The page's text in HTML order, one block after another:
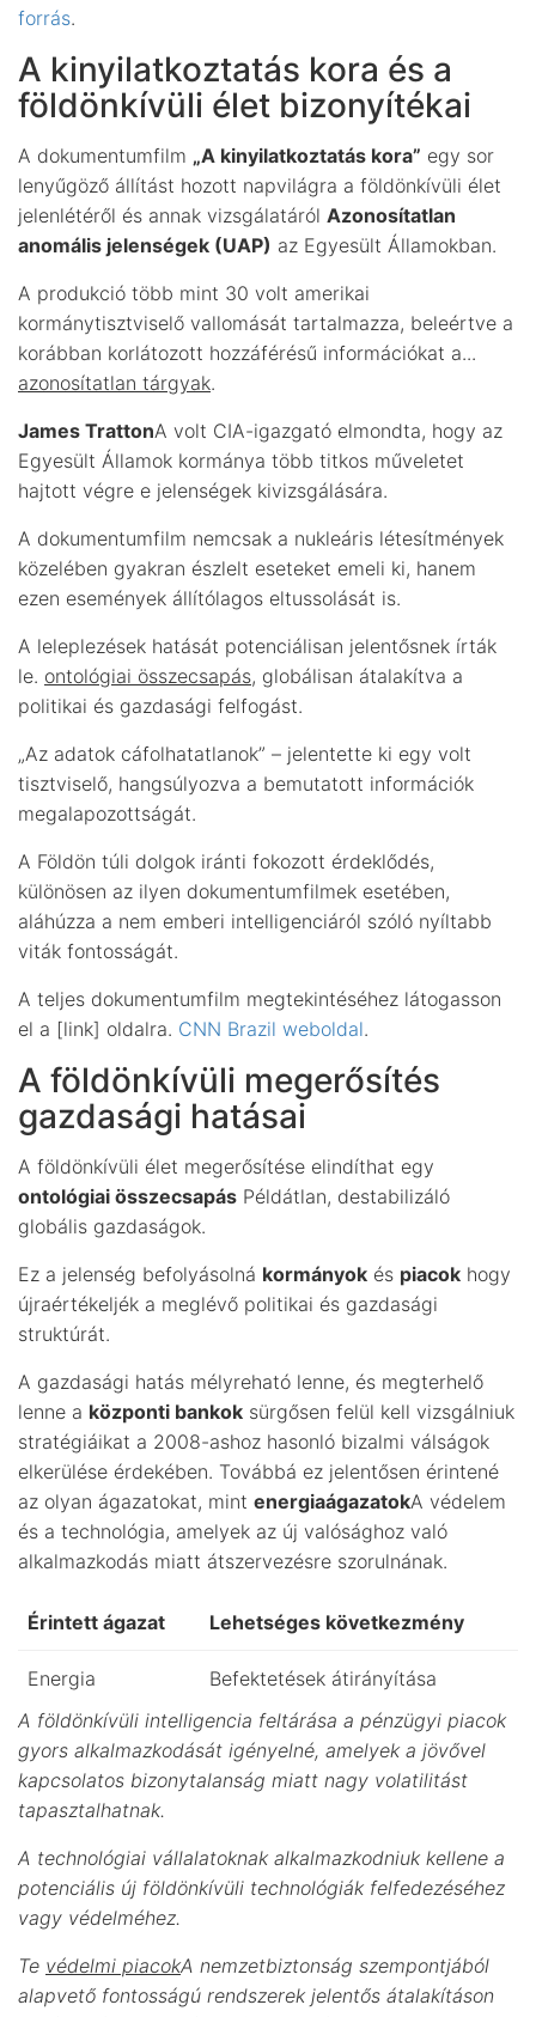
forrás.
A kinyilatkoztatás kora és a
földönkívüli élet bizonyítékai
A dokumentumfilm „A kinyilatkoztatás kora” egy sor
lenyűgöző állítást hozott napvilágra a földönkívüli élet
jelenlétéről és annak vizsgálatáról Azonosítatlan
anomális jelenségek (UAP) az Egyesült Államokban.
A produkció több mint 30 volt amerikai
kormánytisztviselő vallomását tartalmazza, beleértve a
korábban korlátozott hozzáférésű információkat a...
azonosítatlan tárgyak.
James TrattonA volt CIA-igazgató elmondta, hogy az
Egyesült Államok kormánya több titkos műveletet
hajtott végre e jelenségek kivizsgálására.
A dokumentumfilm nemcsak a nukleáris létesítmények
közelében gyakran észlelt eseteket emeli ki, hanem
ezen események állítólagos eltussolását is.
A leleplezések hatását potenciálisan jelentősnek írták
le. ontológiai összecsapás, globálisan átalakítva a
politikai és gazdasági felfogást.
„Az adatok cáfolhatatlanok” – jelentette ki egy volt
tisztviselő, hangsúlyozva a bemutatott információk
megalapozottságát.
A Földön túli dolgok iránti fokozott érdeklődés,
különösen az ilyen dokumentumfilmek esetében,
aláhúzza a nem emberi intelligenciáról szóló nyíltabb
viták fontosságát.
A teljes dokumentumfilm megtekintéséhez látogasson
el a [link] oldalra. CNN Brazil weboldal.
A földönkívüli megerősítés
gazdasági hatásai
A földönkívüli élet megerősítése elindíthat egy
ontológiai összecsapás Példátlan, destabilizáló
globális gazdaságok.
Ez a jelenség befolyásolná kormányok és piacok hogy
újraértékeljék a meglévő politikai és gazdasági
struktúrát.
A gazdasági hatás mélyreható lenne, és megterhelő
lenne a központi bankok sürgősen felül kell vizsgálniuk
stratégiáikat a 2008-ashoz hasonló bizalmi válságok
elkerülése érdekében. Továbbá ez jelentősen érintené
az olyan ágazatokat, mint energiaágazatokA védelem
és a technológia, amelyek az új valósághoz való
alkalmazkodás miatt átszervezésre szorulnának.
Érintett ágazat Lehetséges következmény
Energia
Befektetések átirányítása
A földönkívüli intelligencia feltárása a pénzügyi piacok
gyors alkalmazkodását igényelné, amelyek a jövővel
kapcsolatos bizonytalanság miatt nagy volatilitást
tapasztalhatnak.
A technológiai vállalatoknak alkalmazkodniuk kellene a
potenciális új földönkívüli technológiák felfedezéséhez
vagy védelméhez.
Te védelmi piacokA nemzetbiztonság szempontjából
alapvető fontosságú rendszerek jelentős átalakításon